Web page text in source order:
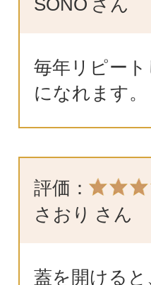
毎年リピー
になれます。
評価：
さおり さん
蓋を開ける